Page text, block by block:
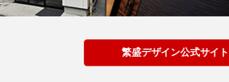
繁盛デザイン公式サイト